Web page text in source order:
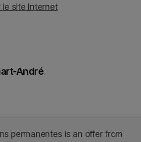
site Internet(opens in a new tab)
(opens in a new tab)
André
permanentes is an offer from